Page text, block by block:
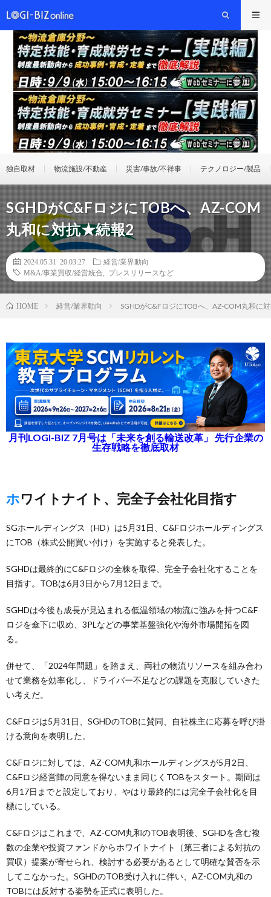
独自取材 物流施設/不動産 災害/事故/不祥事 テクノロジー/製品
SGHDがC&FロジにTOBへ、AZ-COM
丸和に対抗★続報2
2024.05.31 20:03:27
経営/業界動向
M&A/事業買収/経営統合
プレスリリースなど
HOME 経営/業界動向 SGHDがC&FロジにTOBへ、AZ-COM丸和に
月刊LOGI-BIZ 7月号は「未来を創る輸送改革」 先行企業の
生存戦略を徹底取材
ホワイトナイト、完全子会社化目指す
SGホールディングス（HD）は5月31日、C&Fロジホールディングス
にTOB（株式公開買い付け）を実施すると発表した。
SGHDは最終的にC&Fロジの全株を取得、完全子会社化することを
目指す。TOBは6月3日から7月12日まで。
SGHDは今後も成長が見込まれる低温領域の物流に強みを持つC&F
ロジを傘下に収め、3PLなどの事業基盤強化や海外市場開拓を図
る。
併せて、「2024年問題」を踏まえ、両社の物流リソースを組み合わ
せて業務を効率化し、ドライバー不足などの課題を克服していきた
い考えだ。
C&Fロジは5月31日、SGHDのTOBに賛同、自社株主に応募を呼び掛
ける意向を表明した。
C&Fロジに対しては、AZ-COM丸和ホールディングスが5月2日、
C&Fロジ経営陣の同意を得ないまま同じくTOBをスタート。期間は
6月17日までと設定しており、やはり最終的には完全子会社化を目
標にしている。
C&Fロジはこれまで、AZ-COM丸和のTOB表明後、SGHDを含む複
数の企業や投資ファンドからホワイトナイト（第三者による対抗の
買収）提案が寄せられ、検討する必要があるとして明確な賛否を示
してこなかった。SGHDのTOB受け入れに伴い、AZ-COM丸和の
TOBには反対する姿勢を正式に表明した。